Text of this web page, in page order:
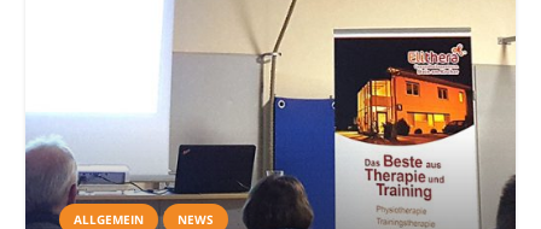
ALLGEMEIN NEWS